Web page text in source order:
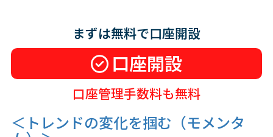
まずは無料で口座開設
口座開設
口座管理手数料も無料
＜トレンドの変化を掴む（モメンタ